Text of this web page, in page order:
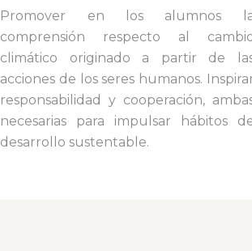
Promover en los alumnos
comprensión respecto al
climático originado a partir de
acciones de los seres humanos.
responsabilidad y cooperación,
necesarias para impulsar hábitos
desarrollo sustentable.